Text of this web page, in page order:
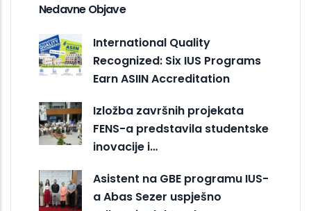
Nedavne Objave
International Quality
Recognized: Six IUS Programs
Earn ASIIN Accreditation
Izložba završnih projekata
FENS-a predstavila studentske
inovacije i…
Asistent na GBE programu IUS-
a Abas Sezer uspješno